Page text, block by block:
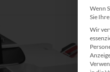
Wenn
Sie
Wir